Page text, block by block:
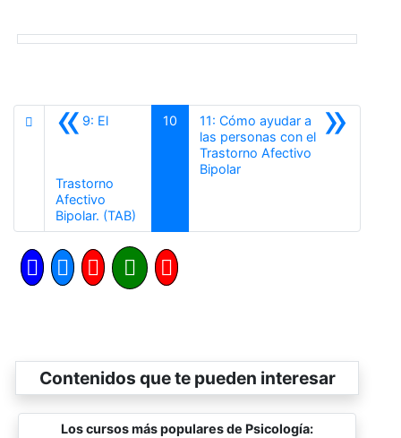
«9: El
Trastorno
Afectivo
Bipolar. (TAB)
10 »
11: Cómo ayudar a
las personas con el
Trastorno Afectivo
BipolarSiguiente
Contenidos que te pueden interesar
Los cursos más populares de Psicología: